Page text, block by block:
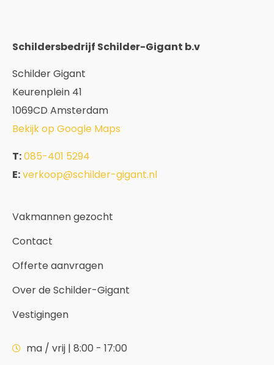
Schildersbedrijf Schilder-Gigant b.v
Schilder Gigant
Keurenplein 41
1069CD Amsterdam
Bekijk op Google Maps
T:085-401 5294
E:verkoop@schilder-gigant.nl
Vakmannen gezocht
Contact
Offerte aanvragen
Over de Schilder-Gigant
Vestigingen
ma / vrij | 8:00 - 17:00